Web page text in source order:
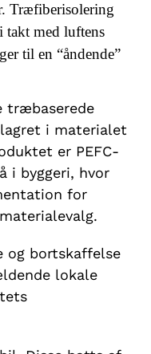
Træfiberisolering
takt med luftens
til en “åndende”
træbaserede
i materialet
er PEFC-
i byggeri, hvor
for
og bortskaffelse
lokale